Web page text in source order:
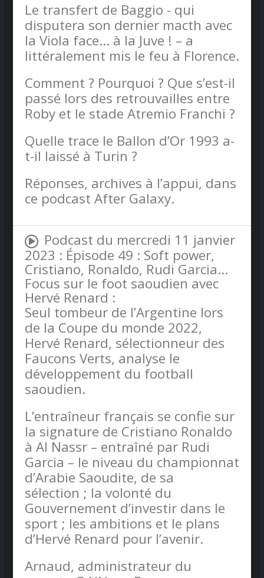
Le transfert de Baggio - qui
disputera son dernier macth avec
la Viola face… à la Juve ! – a
littéralement mis le feu à Florence.
Comment ? Pourquoi ? Que s’est-il
passé lors des retrouvailles entre
Roby et le stade Atremio Franchi ?
Quelle trace le Ballon d’Or 1993 a-
t-il laissé à Turin ?
Réponses, archives à l’appui, dans
ce podcast After Galaxy.
Podcast du mercredi 11 janvier
2023 : Épisode 49 : Soft power,
Cristiano, Ronaldo, Rudi Garcia…
Focus sur le foot saoudien avec
Hervé Renard :
Seul tombeur de l’Argentine lors
de la Coupe du monde 2022,
Hervé Renard, sélectionneur des
Faucons Verts, analyse le
développement du football
saoudien.
L’entraîneur français se confie sur
la signature de Cristiano Ronaldo
à Al Nassr – entraîné par Rudi
Garcia – le niveau du championnat
d’Arabie Saoudite, de sa
sélection ; la volonté du
Gouvernement d’investir dans le
sport ; les ambitions et le plans
d’Hervé Renard pour l’avenir.
Arnaud, administrateur du